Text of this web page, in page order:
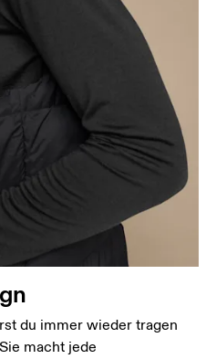
du immer wieder tragen
macht jede